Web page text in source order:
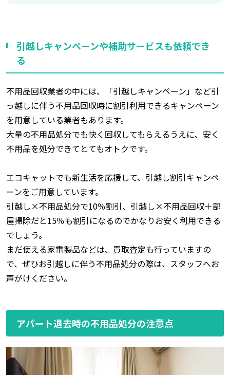
引越しキャンペーンや補助サービスも依頼でき
る
不用品回収業者の中には、「引越しキャンペーン」など引
っ越しに伴う不用品回収時に割引利用できるキャンペーン
を用意している業者もあります。
大量の不用品処分でも快く回収してもらえるうえに、安く
不用品を処分できてとてもオトクです。
エコキャットでも新生活を応援して、引越し割引キャンペ
ーンをご用意しています。
引越し×不用品処分で10％割引、引越し×不用品回収＋部
屋掃除だと15％も割引になるのでかなりお安く利用できる
でしょう。
まだ使える家電製品などは、買取査定も行っていますの
で、ぜひお引越しに伴う不用品処分の際は、スタッフへお
声がけください。
アパート退去時の不用品処分の注意点